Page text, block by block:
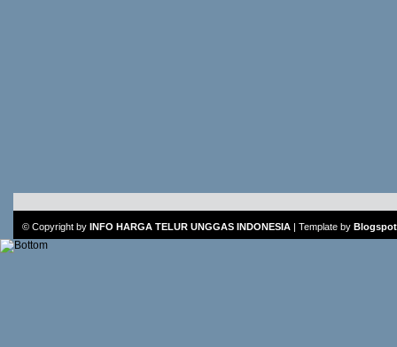
© Copyright by INFO HARGA TELUR UNGGAS INDONESIA Template by